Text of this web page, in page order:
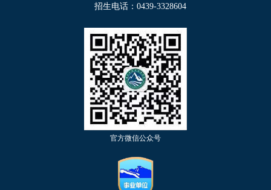
招生电话：0439-3328604
官方微信公众号